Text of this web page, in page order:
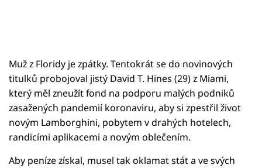
Muž z Floridy je zpátky. Tentokrát se do novinových
titulků probojoval jistý David T. Hines (29) z Miami,
který měl zneužít fond na podporu malých podniků
zasažených pandemií koronaviru, aby si zpestřil život
novým Lamborghini, pobytem v drahých hotelech,
randicími aplikacemi a novým oblečením.
Aby peníze získal, musel tak oklamat stát a ve svých